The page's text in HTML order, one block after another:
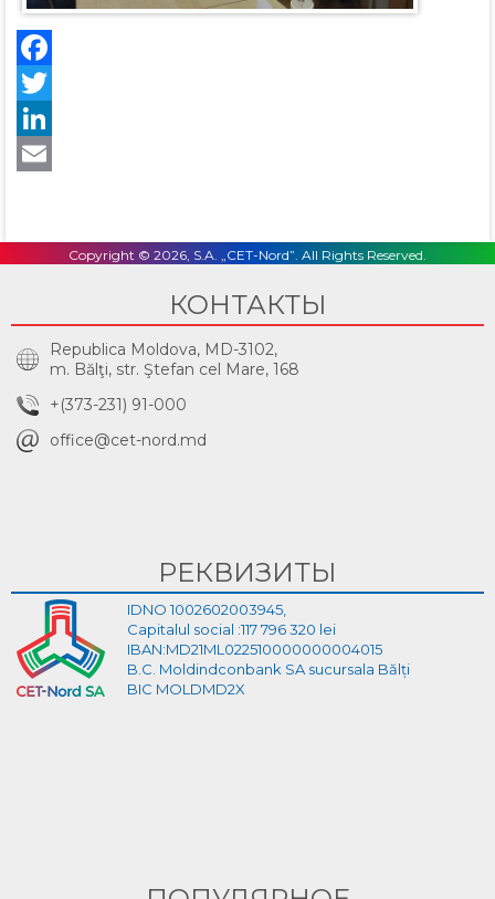
Copyright © 2026, S.A. „CET-Nord”. All Rights Reserved.
КОНТАКТЫ
Republica Moldova, MD-3102,
m. Bălţi, str. Ştefan cel Mare, 168
+(373-231) 91-000
office@cet-nord.md
РЕКВИЗИТЫ
IDNO 1002602003945,
Capitalul social :117 796 320 lei
IBAN:MD21ML022510000000004015
B.C. Moldindconbank SA sucursala Bălți
BIC MOLDMD2X